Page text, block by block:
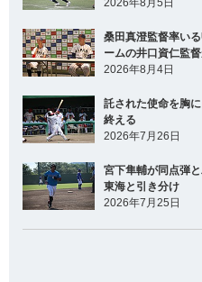
2026年8月5日
桑田真澄監督率い
ームの井口資仁監
2026年8月4日
託された使命を胸
終える
2026年7月26日
宮下隼輔が同点弾
東海と引き分け
2026年7月25日